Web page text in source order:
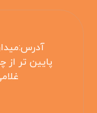
پایین تر از